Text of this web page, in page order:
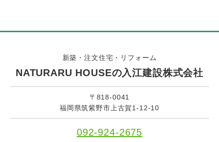
新築・注文住宅・リフォーム
NATURARU HOUSEの入江建設株式会社
〒818-0041
福岡県筑紫野市上古賀1-12-10
092-924-2675